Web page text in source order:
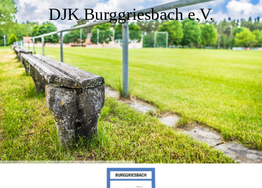
DJK Burggriesbach e.V.